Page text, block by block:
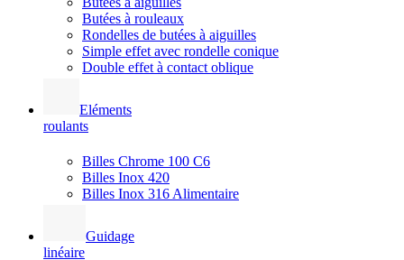
Butées à rouleaux
Rondelles de butées à aiguilles
Simple effet avec rondelle conique
Double effet à contact oblique
Eléments
roulants
Billes Chrome 100 C6
Billes Inox 420
Billes Inox 316 Alimentaire
Guidage
linéaire